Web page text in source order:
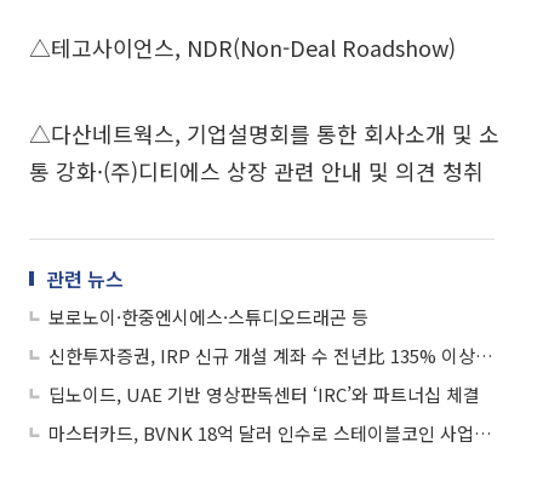
△테고사이언스, NDR(Non-Deal Roadshow)
△다산네트웍스, 기업설명회를 통한 회사소개 및 소
통 강화·(주)디티에스 상장 관련 안내 및 의견 청취
관련 뉴스
보로노이·한중엔시에스·스튜디오드래곤 등
신한투자증권, IRP 신규 개설 계좌 수 전년比 135% 이상 성장
딥노이드, UAE 기반 영상판독센터 ‘IRC’와 파트너십 체결
마스터카드, BVNK 18억 달러 인수로 스테이블코인 사업 본격 확장